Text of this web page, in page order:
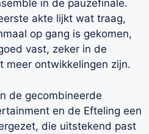
in de pauzefinale.
akte lijkt wat traag,
op gang is gekomen,
vast, zeker in de
ontwikkelingen zijn.
de gecombineerde
en de Efteling een
die uitstekend past